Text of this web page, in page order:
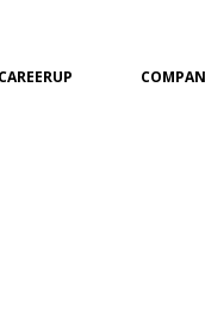
CAREERUP